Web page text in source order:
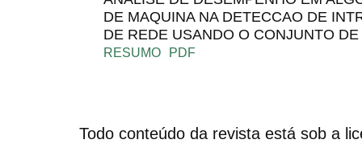
DE MAQUINA NA DETECCAO DE
DE REDE USANDO O CONJUNTO
RESUMO PDF
Todo conteúdo da revista está sob a